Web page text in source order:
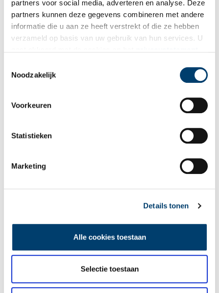
partners voor social media, adverteren en analyse. Deze
partners kunnen deze gegevens combineren met andere
informatie die u aan ze heeft verstrekt of die ze hebben
verzameld op basis van uw gebruik van hun services. U
Noodzakelijk
Voorkeuren
Statistieken
Marketing
Details tonen
Alle cookies toestaan
Selectie toestaan
Aanvullingen
Vul deze informatie aan of geef een reactie.
Vereiste velden zijn gemarkeerd met *. Het e-mailadres wordt niet
gepubliceerd.
E-mail*